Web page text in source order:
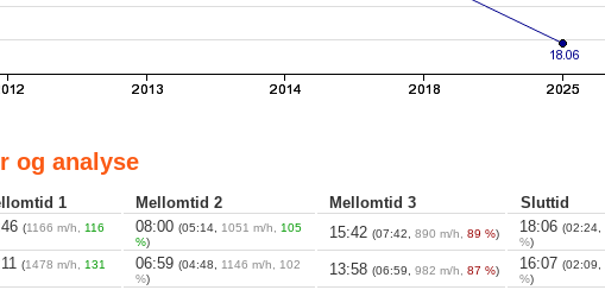
og analyse
1 Mellomtid 2 Mellomtid 3
Sluttid
(1166 m/h, 116
08:00 (05:14, 1051 m/h, 105
%)
15:42 (07:42, 890 m/h, 89 %) 18:06 (02:24,
%)
(1478 m/h, 131
06:59 (04:48, 1146 m/h, 102
%)
13:58 (06:59, 982 m/h, 87 %) 16:07 (02:09,
%)